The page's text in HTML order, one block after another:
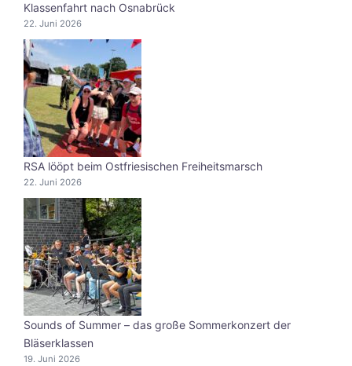
Klassenfahrt nach Osnabrück
22. Juni 2026
RSA lööpt beim Ostfriesischen Freiheitsmarsch
22. Juni 2026
Sounds of Summer – das große Sommerkonzert der
Bläserklassen
19. Juni 2026